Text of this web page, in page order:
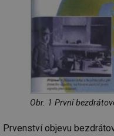
Obr. 1 První
Prvenství objevu